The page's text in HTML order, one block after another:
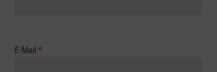
E-Mail *